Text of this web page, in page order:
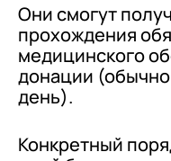
Они смогут
прохождения
медицинского
донации
день).
Конкретный